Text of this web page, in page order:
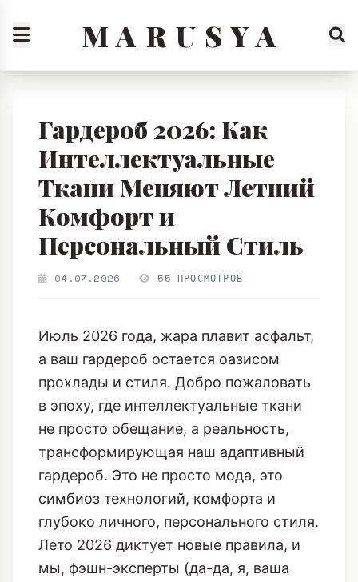
M A R U S Y A
Гардероб 2026: Как
Интеллектуальные
Ткани Меняют Летний
Комфорт и
Персональный Стиль
04.07.2026 55 ПРОСМОТРОВ
Июль 2026 года, жара плавит асфальт,
а ваш гардероб остается оазисом
прохлады и стиля. Добро пожаловать
в эпоху, где интеллектуальные ткани
не просто обещание, а реальность,
трансформирующая наш адаптивный
гардероб. Это не просто мода, это
симбиоз технологий, комфорта и
глубоко личного, персонального стиля.
Лето 2026 диктует новые правила, и
мы, фэшн-эксперты (да-да, я, ваша